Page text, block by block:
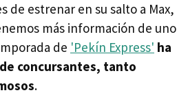
de estrenar en su salto a Max,
más información de uno
de 'Pekín Express' ha
concursantes, tanto
.